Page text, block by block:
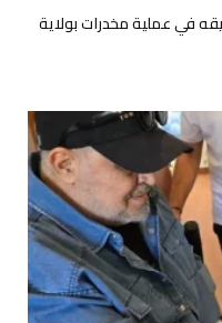
في عملية مخدرات بولاية